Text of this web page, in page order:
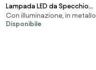
Lampada LED da Specchio
50cm Cromo 8W IP44 Tripla
Installazione Colore Bianco
Con illuminazione, in metallo
Disponibile